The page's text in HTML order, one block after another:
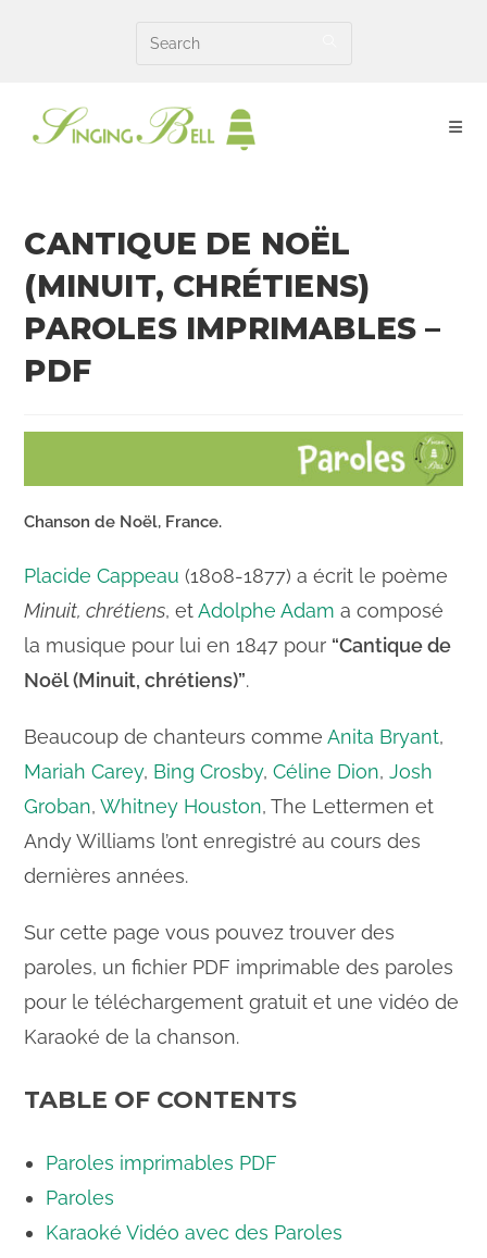
CANTIQUE DE NOËL
(MINUIT, CHRÉTIENS)
PAROLES IMPRIMABLES –
PDF
Chanson de Noël, France.
Placide Cappeau (1808-1877) a écrit le poème
Minuit, chrétiens, etAdolphe Adam a composé
la musique pour lui en 1847 pour “Cantique de
Noël (Minuit, chrétiens)”.
Beaucoup de chanteurs commeAnita Bryant,
Mariah Carey, Bing Crosby,Céline Dion,Josh
Groban,Whitney Houston, The Lettermen et
Andy Williams l’ont enregistré au cours des
dernières années.
Sur cette page vous pouvez trouver des
paroles, un fichier PDF imprimable des paroles
pour le téléchargement gratuit et une vidéo de
Karaoké de la chanson.
TABLE OF CONTENTS
Paroles imprimables PDF
Paroles
Karaoké Vidéo avec des Paroles